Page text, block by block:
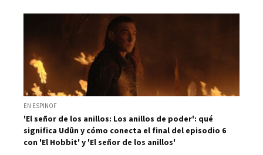
EN ESPINOF
'El señor de los anillos: Los anillos de poder': qué
significa Udûn y cómo conecta el final del episodio 6
con 'El Hobbit' y 'El señor de los anillos'